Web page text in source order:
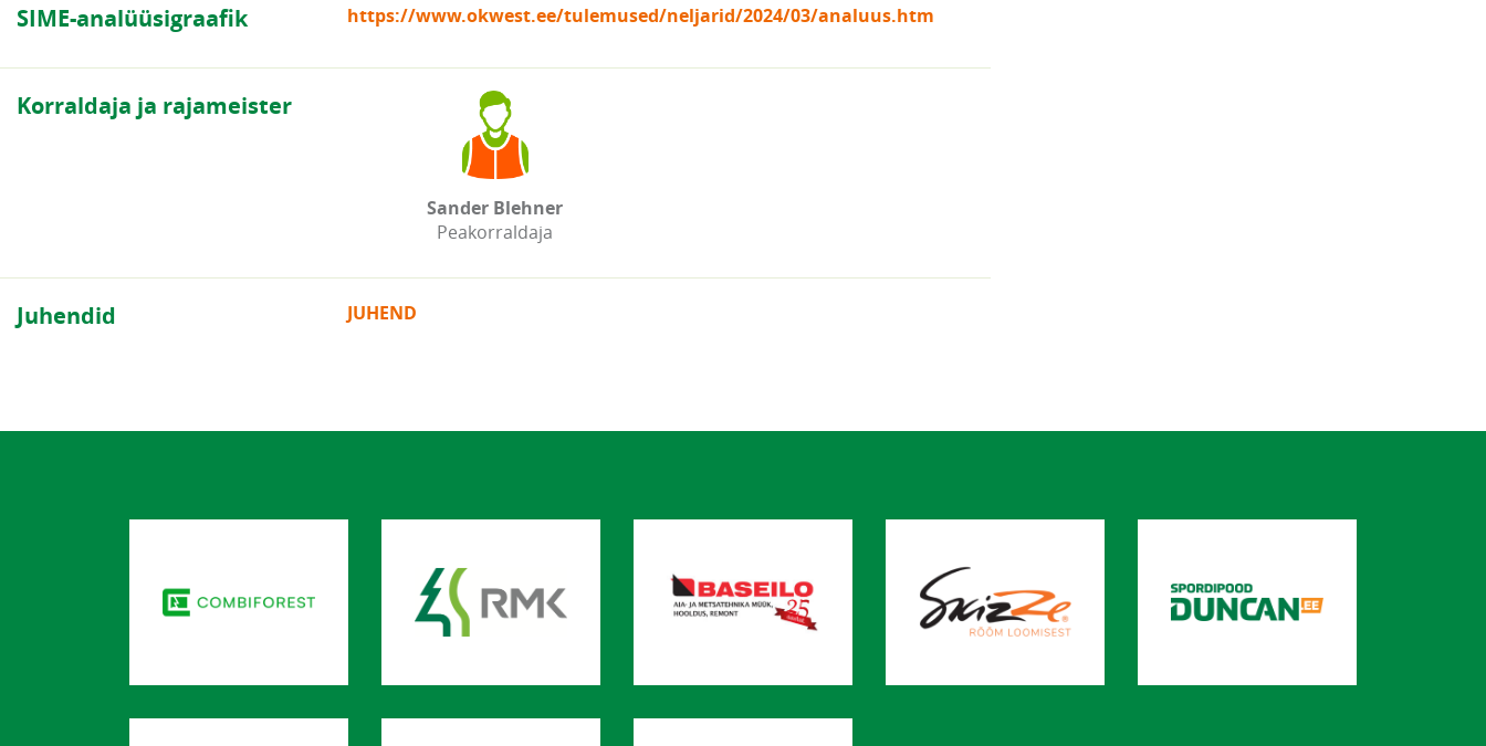
SIME-analüüsigraafik https://www.okwest.ee/tulemused/neljarid/2024/03/analuus.htm
Korraldaja ja rajameister
Sander Blehner
Peakorraldaja
Juhendid JUHEND